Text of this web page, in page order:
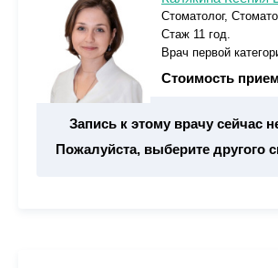
Стоматолог,
Стаж 11 год.
Врач первой
Стоимость
Запись к этому врачу сейчас
Пожалуйста, выберите другого